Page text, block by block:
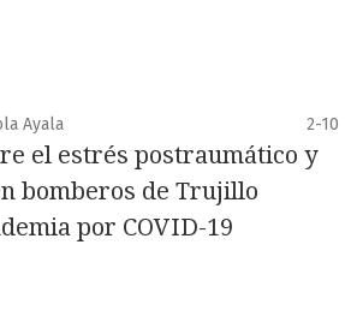
Ayala 2-10
el estrés postraumático y
bomberos de Trujillo
por COVID-19